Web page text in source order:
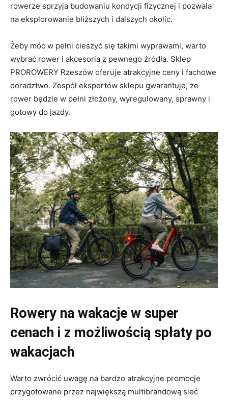
rowerze sprzyja budowaniu kondycji fizycznej i pozwala
na eksplorowanie bliższych i dalszych okolic.
Żeby móc w pełni cieszyć się takimi wyprawami, warto
wybrać rower i akcesoria z pewnego źródła. Sklep
PROROWERY Rzeszów oferuje atrakcyjne ceny i fachowe
doradztwo. Zespół ekspertów sklepu gwarantuje, że
rower będzie w pełni złożony, wyregulowany, sprawny i
gotowy do jazdy.
Rowery na wakacje w super
cenach i z możliwością spłaty po
wakacjach
Warto zwrócić uwagę na bardzo atrakcyjne promocje
przygotowane przez największą multibrandową sieć